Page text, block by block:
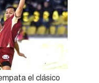
el clásico